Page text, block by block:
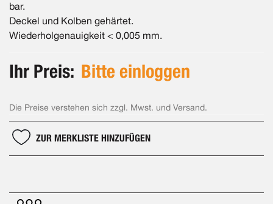
bar.
Deckel und Kolben gehärtet.
Wiederholgenauigkeit < 0,005 mm.
Ihr Preis: Bitte einloggen
Die Preise verstehen sich zzgl. Mwst. und Versand.
ZUR MERKLISTE HINZUFÜGEN